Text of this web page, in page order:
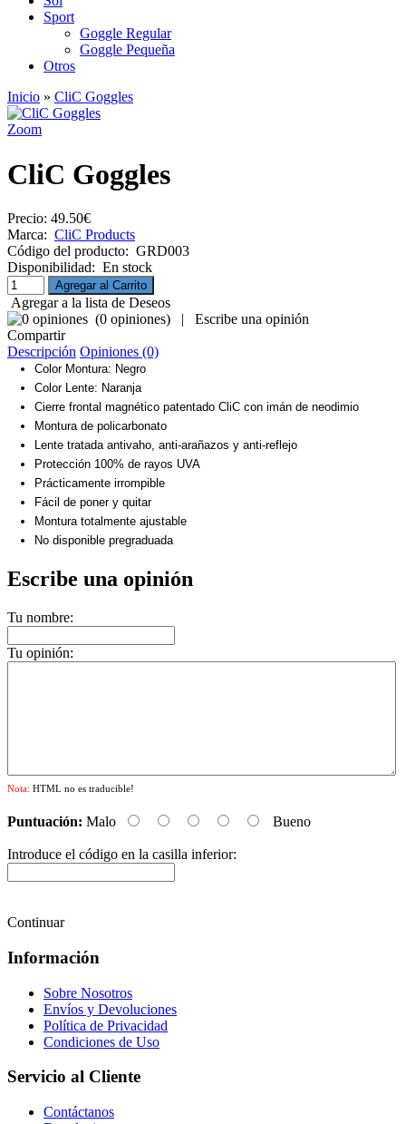
Sport
Goggle Regular
Goggle Pequeña
Otros
Inicio » CliC Goggles
Zoom
CliC Goggles
Precio: 49.50€
Marca: CliC Products
Código del producto: GRD003
Disponibilidad: En stock
Agregar a la lista de Deseos
(0 opiniones) |
Escribe una opinión
Compartir
Descripción Opiniones (0)
Color Montura: Negro
Color Lente: Naranja
Cierre frontal magnético patentado CliC con imán de neodimio
Montura de policarbonato
Lente tratada antivaho, anti-arañazos y anti-reflejo
Protección 100% de rayos UVA
Prácticamente irrompible
Fácil de poner y quitar
Montura totalmente ajustable
No disponible pregraduada
Escribe una opinión
Tu nombre:
Tu opinión:
Nota: HTML no es traducible!
Puntuación: Malo Bueno
Introduce el código en la casilla inferior:
Continuar
Información
Sobre Nosotros
Envíos y Devoluciones
Política de Privacidad
Condiciones de Uso
Servicio al Cliente
Contáctanos